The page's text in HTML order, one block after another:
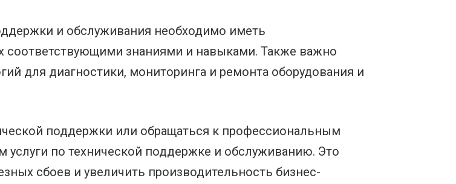
и обслуживания необходимо иметь
знаниями и навыками. Также важно
для диагностики, мониторинга и ремонта оборудования и
поддержки или обращаться к профессиональным
по технической поддержке и обслуживанию. Это
сбоев и увеличить производительность бизнес-